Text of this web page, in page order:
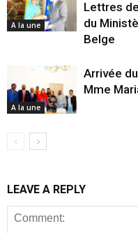
A la une
Lettres
du
Belge
A la une
Arrivée
Mme
LEAVE A REPLY